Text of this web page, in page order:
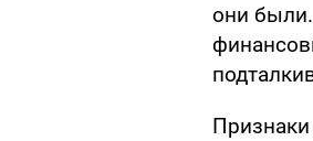
они